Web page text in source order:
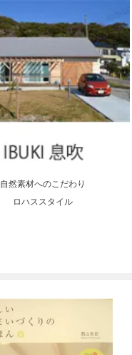
自然素材へのこだわり
ロハススタイル